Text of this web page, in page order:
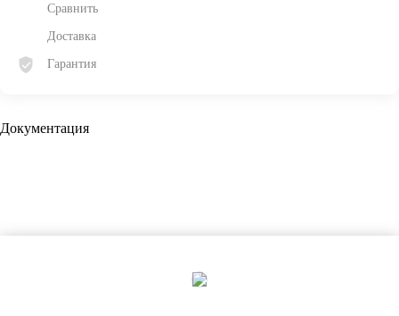
Сравнить
Доставка
Гарантия
Документация